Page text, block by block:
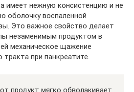
имеет нежную консистенцию и не
оболочку воспаленной
Это важное свойство делает
незаменимым продуктом в
механическое щажение
при панкреатите.
продукт мягко обволакивает